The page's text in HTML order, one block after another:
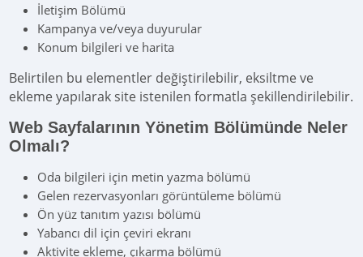
İletişim Bölümü
Kampanya ve/veya duyurular
Konum bilgileri ve harita
Belirtilen bu elementler değiştirilebilir, eksiltme ve
ekleme yapılarak site istenilen formatla şekillendirilebilir.
Web Sayfalarının Yönetim Bölümünde Neler
Olmalı?
Oda bilgileri için metin yazma bölümü
Gelen rezervasyonları görüntüleme bölümü
Ön yüz tanıtım yazısı bölümü
Yabancı dil için çeviri ekranı
Aktivite ekleme, çıkarma bölümü